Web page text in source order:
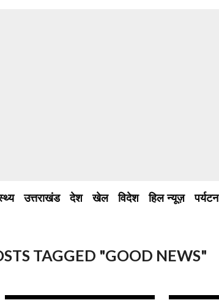
उत्तराखंड देश खेल विदेश हिल न्यूज़ पर्यटन
TAGGED "GOOD NEWS"